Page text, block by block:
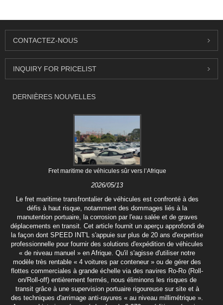
CONTACTEZ-NOUS
INQUIRY FOR PRICELIST
DERNIÈRES NOUVELLES
Fret maritime de véhicules sûr vers l’Afrique
2026/05/13
Le fret maritime transfrontalier de véhicules est confronté à des
défis à haut risque, notamment des dommages liés à la
manutention portuaire, la corrosion par l'eau salée et de graves
déplacements en transit. Cet article fournit un aperçu approfondi de
la façon dont SPEED INT'L s'appuie sur plus de 20 ans d'expertise
professionnelle pour fournir des solutions d'expédition de véhicules
« de niveau manuel » en Afrique. Qu'il s'agisse d'utiliser notre
modèle très rentable « 4 voitures par conteneur » ou de gérer des
flottes commerciales à grande échelle via des navires Ro-Ro (Roll-
on/Roll-off) entièrement fermés, nous éliminons les risques de
transit grâce à une supervision portuaire rigoureuse sur site et à
des techniques d'arrimage anti-rayures « au niveau millimétrique ».